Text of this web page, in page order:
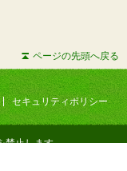
ページの先頭へ戻る
セキュリティポリシー
禁止します。